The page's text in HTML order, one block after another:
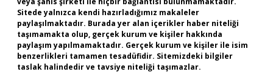
Sitede yalnızca kendi hazırladığımız makaleler
paylaşılmaktadır. Burada yer alan içerikler haber niteliği
taşımamakta olup, gerçek kurum ve kişiler hakkında
paylaşım yapılmamaktadır. Gerçek kurum ve kişiler ile isim
benzerlikleri tamamen tesadüfidir. Sitemizdeki bilgiler
taslak halindedir ve tavsiye niteliği taşımazlar.